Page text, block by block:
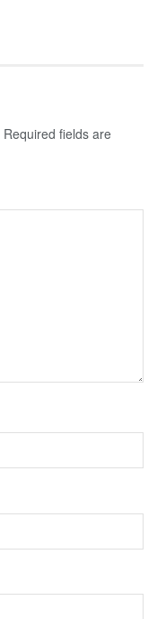
Required fields are